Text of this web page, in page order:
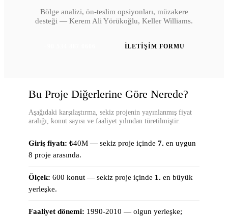
Bölge analizi, ön-teslim opsiyonları, müzakere
desteği — Kerem Ali Yörükoğlu, Keller Williams.
İLETIŞIM FORMU
Bu Proje Diğerlerine Göre Nerede?
Aşağıdaki karşılaştırma, sekiz projenin yayınlanmış fiyat
aralığı, konut sayısı ve faaliyet yılından türetilmiştir.
Giriş fiyatı: ₺40M — sekiz proje içinde 7. en uygun
8 proje arasında.
Ölçek: 600 konut — sekiz proje içinde 1. en büyük
yerleşke.
Faaliyet dönemi: 1990-2010 — olgun yerleşke;